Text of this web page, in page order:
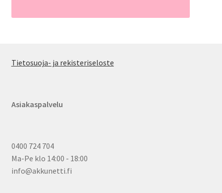
Tietosuoja- ja rekisteriseloste
Asiakaspalvelu
0400 724 704
Ma-Pe klo 14:00 - 18:00
info@akkunetti.fi